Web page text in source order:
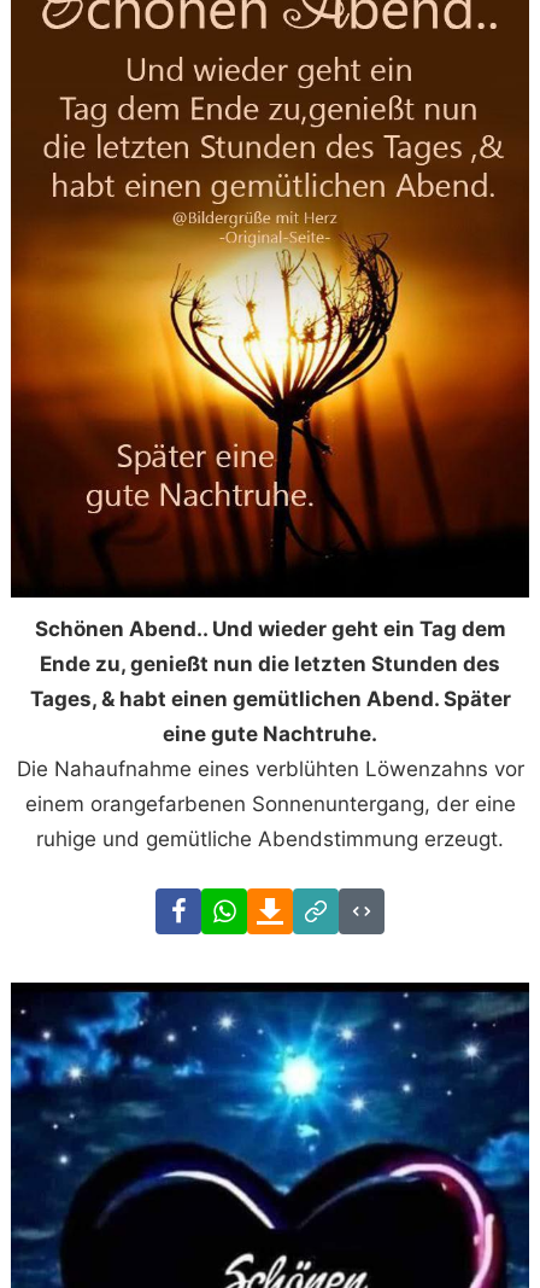
Schönen Abend.. Und wieder geht ein Tag dem
Ende zu, genießt nun die letzten Stunden des
Tages, & habt einen gemütlichen Abend. Später
eine gute Nachtruhe.
Die Nahaufnahme eines verblühten Löwenzahns vor
einem orangefarbenen Sonnenuntergang, der eine
ruhige und gemütliche Abendstimmung erzeugt.
FacebookWhatsAppDownload
Link
Code